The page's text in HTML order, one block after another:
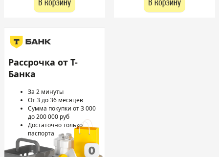
Рассрочка от Т-
Банка
За 2 минуты
От 3 до 36 месяцев
Сумма покупки от 3 000
до 200 000 руб
Достаточно только
паспорта